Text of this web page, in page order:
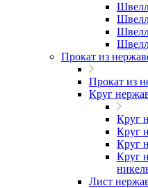
Прокат из
Прокат из
Круг
Круг
Круг
Круг
Круг
Лист